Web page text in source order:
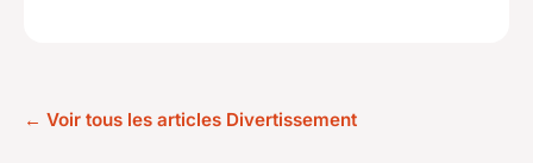
← Voir tous les articles Divertissement